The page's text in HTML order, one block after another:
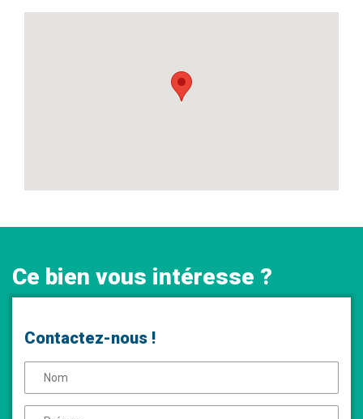
Ce bien vous intéresse ?
Contactez-nous !